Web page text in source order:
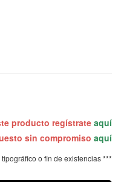
producto regístrate aquí
sin compromiso aquí
o fin de existencias ***